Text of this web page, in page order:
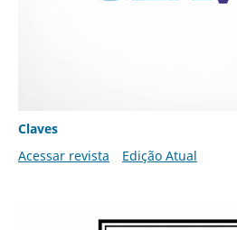
Claves
Acessar revista
Edição Atual